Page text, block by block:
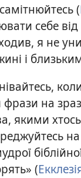
(
себе
я не
і
фрази на
якими
(